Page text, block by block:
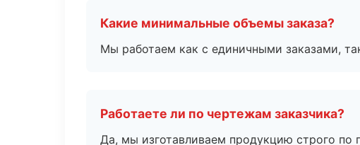
Какие минимальные объемы заказа?
Мы работаем как с единичными заказами,
Работаете ли по чертежам заказчика?
Да, мы изготавливаем продукцию строго по